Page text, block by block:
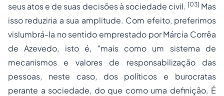
seus atos e de suas decisões à sociedade civil. [03] Mas
isso reduziria a sua amplitude. Com efeito, preferimos
vislumbrá-la no sentido emprestado por Márcia Corrêa
de Azevedo, isto é, "mais como um sistema de
mecanismos e valores de responsabilização das
pessoas, neste caso, dos políticos e burocratas
perante a sociedade, do que como uma definição. É